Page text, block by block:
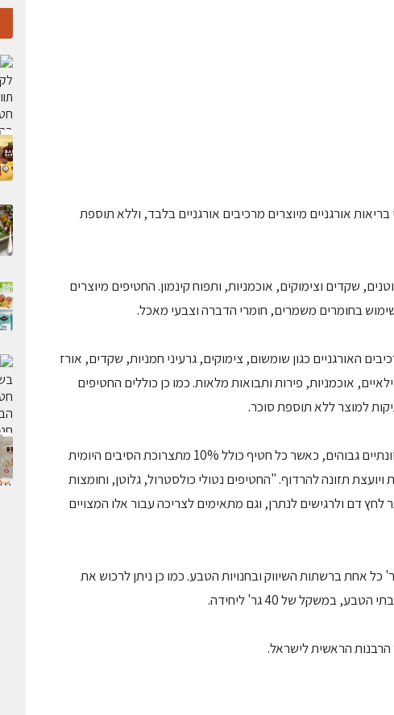
אורגניים מיוצרים מרכיבים אורגניים בלבד, וללא תוספת
שקדים וצימוקים, אוכמניות, ותפוח קינמון. החטיפים מיוצרים
בחומרים משמרים, חומרי הדברה וצבעי מאכל.
האורגניים כגון שומשום, צימוקים, גרעיני חמניות, שקדים, אורז
אוכמניות, פירות ותבואות מלאות. כמו כן כוללים החטיפים
למוצר ללא תוספת סוכר.
"חטיפי הבריאות החדשים הינם בעלי ערכים תזונתיים גבוהים, כאשר כל חטיף כולל 10% מתצרוכת הסיבים היומית
תזונה להרדוף. "החטיפים נטולי כולסטרול, גלוטן, וחומצות
דם ולרגישים לנתרן, וגם מתאימים לצריכה עבור אלו המצויים
מוצעים במארז של 6 יחידות של 25 גר' כל אחת ברשתות השיווק ובחנויות הטבע. כמו כן ניתן לרכוש את
במשקל של 40 גר' ליחידה.
הראשית לישראל.